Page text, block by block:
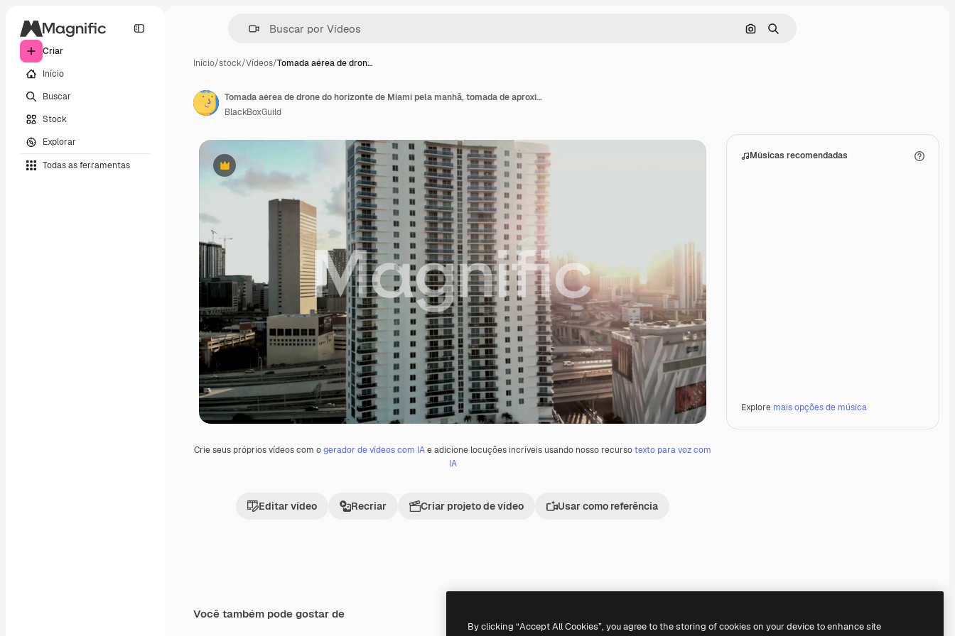
Criar
Início
Buscar
Stock
Explorar
Todas as ferramentas
Pesquisar por imagem
Buscar
Início/stock/Vídeos/Tomada aérea de dron…
Premium
Crie seus próprios vídeos com ogerador de vídeos com IAe adicione locuções incríveis usando nosso recursotexto para voz com
IA
Editar vídeo Recriar Criar projeto de vídeo Usar como referência
Músicas recomendadas
Explore mais opções de música
Tomada aérea de drone do horizonte de Miami pela manhã, tomada de aproximação de arranha-céus em 4k
BlackBoxGuild
Você também pode gostar de
Premium
Premium Premium
Premium
By clicking “Accept All Cookies”, you agree to the storing of cookies on your device to enhance site